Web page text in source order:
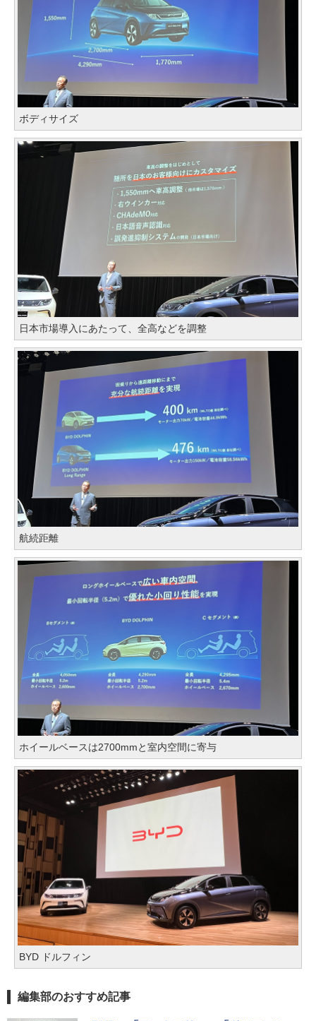
ボディサイズ
日本市場導入にあたって、全高などを調整
航続距離
ホイールベースは2700mmと室内空間に寄与
BYD ドルフィン
編集部のおすすめ記事